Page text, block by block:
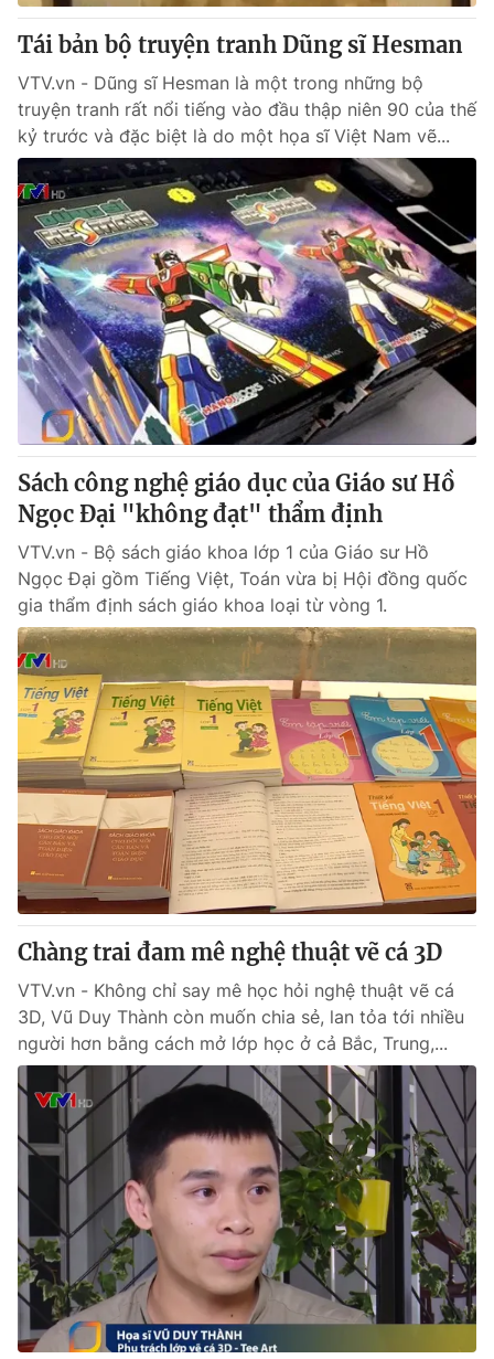
® Cấm sao chép dưới mọi hình thức nếu không có sự chấp
thuận bằng văn bản. Ghi rõ nguồn VTV.vn khi phát hành lại
thông tin từ website này.
Tái bản bộ truyện tranh Dũng sĩ Hesman
VTV.vn - Dũng sĩ Hesman là một trong những bộ
truyện tranh rất nổi tiếng vào đầu thập niên 90 của thế
kỷ trước và đặc biệt là do một họa sĩ Việt Nam vẽ...
Sách công nghệ giáo dục của Giáo sư Hồ
Ngọc Đại "không đạt" thẩm định
VTV.vn - Bộ sách giáo khoa lớp 1 của Giáo sư Hồ
Ngọc Đại gồm Tiếng Việt, Toán vừa bị Hội đồng quốc
gia thẩm định sách giáo khoa loại từ vòng 1.
Chàng trai đam mê nghệ thuật vẽ cá 3D
VTV.vn - Không chỉ say mê học hỏi nghệ thuật vẽ cá
3D, Vũ Duy Thành còn muốn chia sẻ, lan tỏa tới nhiều
người hơn bằng cách mở lớp học ở cả Bắc, Trung,...